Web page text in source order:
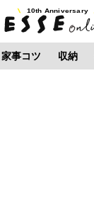
10th Anniversary
家事コツ 収納